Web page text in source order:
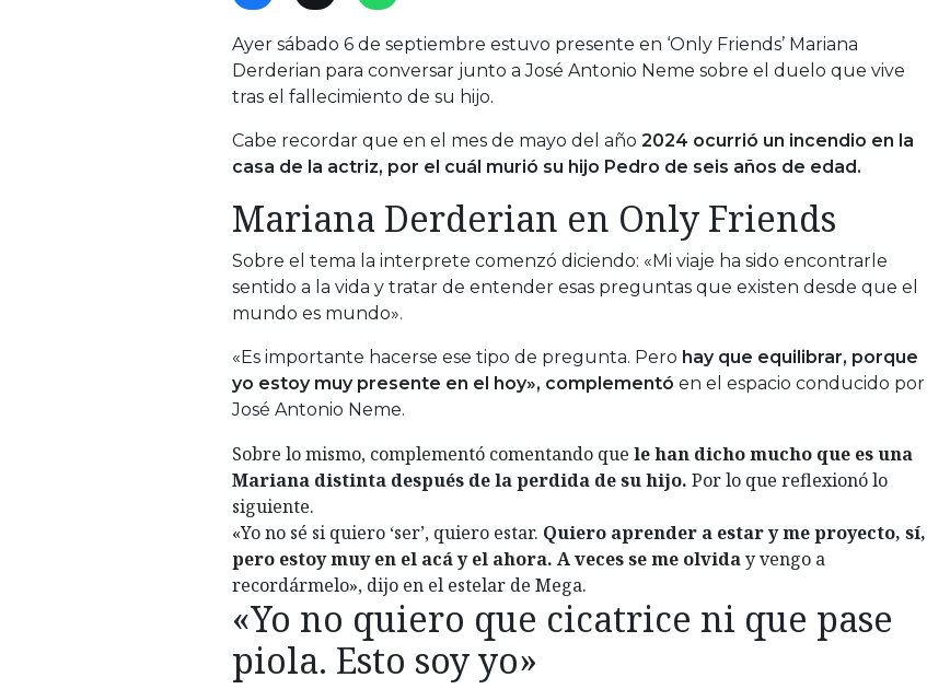
Ayer sábado 6 de septiembre estuvo presente en ‘Only Friends’ Mariana
Derderian para conversar junto a José Antonio Neme sobre el duelo que vive
tras el fallecimiento de su hijo.
Cabe recordar que en el mes de mayo del año 2024 ocurrió un incendio en la
casa de la actriz, por el cuál murió su hijo Pedro de seis años de edad.
Mariana Derderian en Only Friends
Sobre el tema la interprete comenzó diciendo: «Mi viaje ha sido encontrarle
sentido a la vida y tratar de entender esas preguntas que existen desde que el
mundo es mundo».
«Es importante hacerse ese tipo de pregunta. Pero hay que equilibrar, porque
yo estoy muy presente en el hoy», complementó en el espacio conducido por
José Antonio Neme.
Sobre lo mismo, complementó comentando que le han dicho mucho que es una
Mariana distinta después de la perdida de su hijo. Por lo que reflexionó lo
siguiente.
«Yo no sé si quiero ‘ser’, quiero estar. Quiero aprender a estar y me proyecto, sí,
pero estoy muy en el acá y el ahora. A veces se me olviday vengo a
recordármelo», dijo en el estelar de Mega.
«Yo no quiero que cicatrice ni que pase
piola. Esto soy yo»